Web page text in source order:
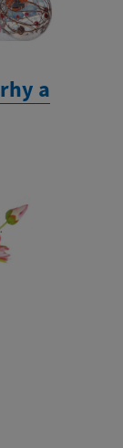
a